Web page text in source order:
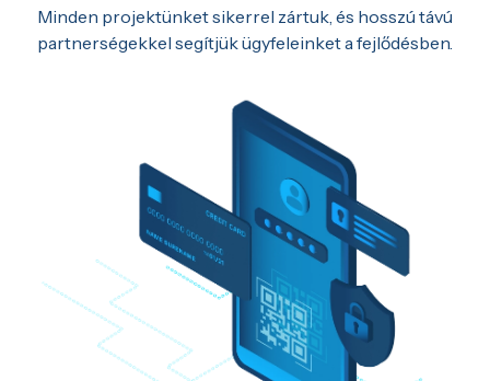
Minden projektünket sikerrel zártuk, és hosszú távú
partnerségekkel segítjük ügyfeleinket a fejlődésben.